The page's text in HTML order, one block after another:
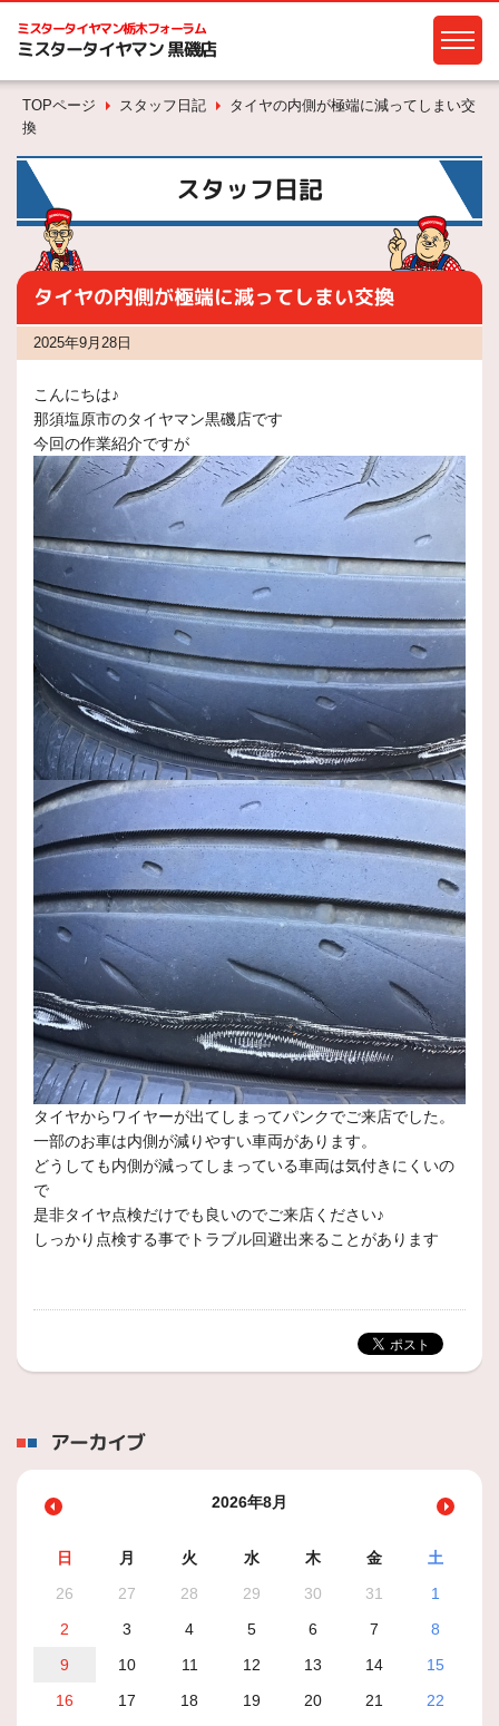
ミスタータイヤマン栃木フォーラム
ミスタータイヤマン 黒磯店
TOPページ スタッフ日記
タイヤの内側が極端に減ってしまい交
換
スタッフ日記
タイヤの内側が極端に減ってしまい交換
2025年9月28日
こんにちは♪
那須塩原市のタイヤマン黒磯店です
今回の作業紹介ですが
タイヤからワイヤーが出てしまってパンクでご来店でした。
一部のお車は内側が減りやすい車両があります。
どうしても内側が減ってしまっている車両は気付きにくいの
で
是非タイヤ点検だけでも良いのでご来店ください♪
しっかり点検する事でトラブル回避出来ることがあります
アーカイブ
2026年8月
日 月 火 水 木 金
土
26
27 28 29 30 31
1
2
3 4 5 6 7
8
9
10 11 12 13 14
15
16
17 18 19 20 21
22